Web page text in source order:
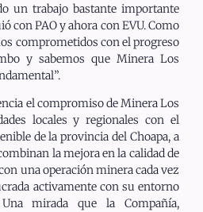
un trabajo bastante importante
con PAO y ahora con EVU. Como
comprometidos con el progreso
y sabemos que Minera Los
el compromiso de Minera Los
locales y regionales con el
de la provincia del Choapa, a
la mejora en la calidad de
una operación minera cada vez
activamente con su entorno
mirada que la Compañía,